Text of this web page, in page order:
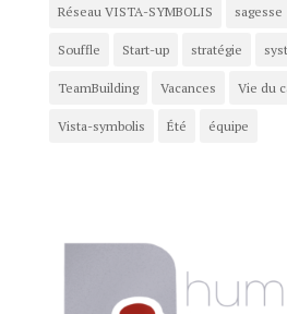
Réseau VISTA-SYMBOLIS sagesse
Souffle Start-up stratégie
TeamBuilding Vacances Vie du
Vista-symbolis Été équipe